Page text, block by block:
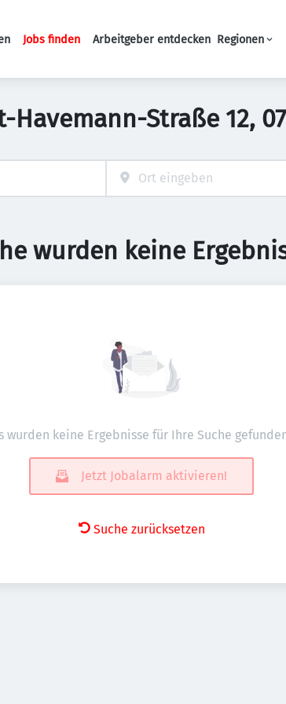
Haupt-Navigation
Jobs finden Arbeitgeber entdecken Regionen
Straße 12,
wurden keine
wurden keine Ergebnisse für Ihre Suche
Jetzt Jobalarm aktivieren!
Suche zurücksetzen